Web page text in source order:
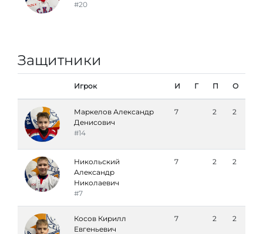
#20
Защитники
Игрок И Г П О
Маркелов Александр
Денисович
#14
7 2 2
Никольский
Александр
Николаевич
#7
7 2 2
Косов Кирилл
Евгеньевич
7 2 2